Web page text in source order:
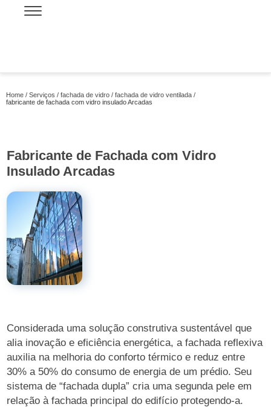
Home Serviços fachada de vidro
fachada de vidro ventilada
fabricante de fachada com vidro insulado Arcadas
Fabricante de Fachada com Vidro
Insulado Arcadas
Considerada uma solução construtiva sustentável que
alia inovação e eficiência energética, a fachada reflexiva
auxilia na melhoria do conforto térmico e reduz entre
30% a 50% do consumo de energia de um prédio. Seu
sistema de “fachada dupla” cria uma segunda pele em
relação à fachada principal do edifício protegendo-a.